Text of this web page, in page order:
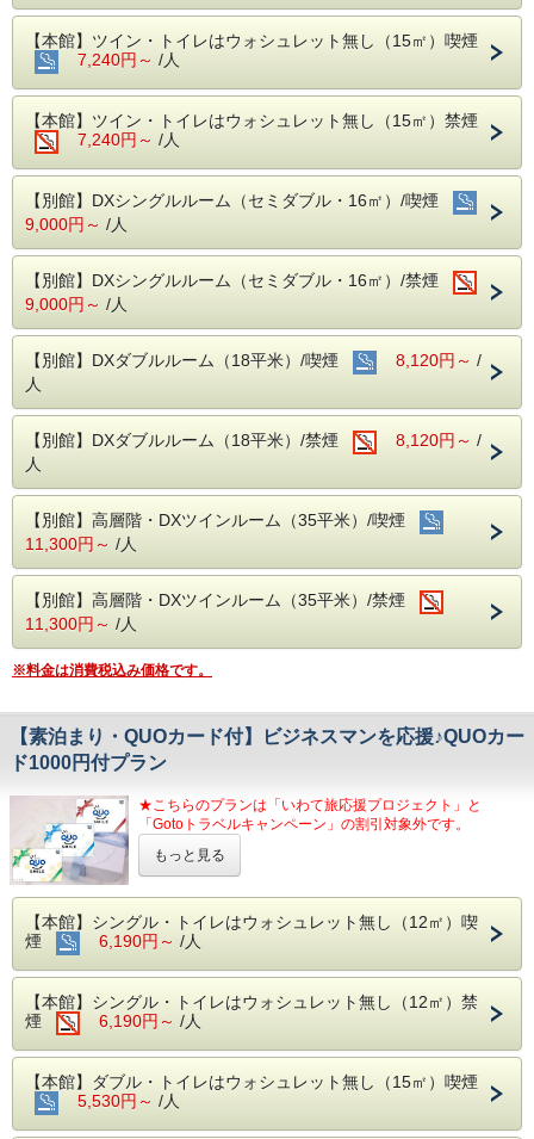
etc.
☆追加のメニューは殆どが１０％割引可能！
☆夕食メニューは、予告なく変更や完売になる場合
【朝食】１階カトルセゾン
（６：３０〜９：３０、ラストオーダー９：０
０）
の用意あり）
【客室】
・音に敏感な方やウォシュレット付トイレをご希望の
方は、別館客室をおすすめいたします。
い合わせ下さい。（本館は不可）
・貸出用電気スタンドあり（台数に限りあり）
・禁煙部屋または喫煙部屋をご希望でも空室がない場
チェックインより前に空室が出れば移動いたしま
す。
・禁煙部屋をご希望の方で喫煙部屋を予約された場
合、事前にオゾン脱臭機で脱臭対応をいたします。
バコ臭が全て取れる訳ではないことをご了承下さ
全泊分のご予約を一度にお取り出来なかった場合は、備考欄
用意しやすくなります。（同じ客室タイプの予約に限りま
す）
１０：００～１２：００の間にチェックアウトをご希望の方
は、事前にご連絡を頂きますようお願いいたします。（場合
によっては承ることが出来ないこともございます。）
【本館】ツイン・トイレはウォシュレット無し（15㎡）喫煙
7,240円～ /人
【本館】ツイン・トイレはウォシュレット無し（15㎡）禁煙
7,240円～ /人
【別館】DXシングルルーム（セミダブル・16㎡）/喫煙
9,000円～ /人
【別館】DXシングルルーム（セミダブル・16㎡）/禁煙
9,000円～ /人
【別館】DXダブルルーム（18平米）/喫煙 8,120円～ /
人
【別館】DXダブルルーム（18平米）/禁煙 8,120円～ /
人
【別館】高層階・DXツインルーム（35平米）/喫煙
11,300円～ /人
【別館】高層階・DXツインルーム（35平米）/禁煙
11,300円～ /人
※料金は消費税込み価格です。
【素泊まり・QUOカード付】ビジネスマンを応援♪QUOカー
ド1000円付プラン
★こちらのプランは「いわて旅応援プロジェクト」と
「Gotoトラベルキャンペーン」の割引対象外です。
■＝＝＝＝＝＝＝＝＝＝＝＝＝＝＝＝■
嬉しい！
素泊まり＆QUOカード１，０００円付
■＝＝＝＝＝＝＝＝＝＝＝＝＝＝＝＝■
（ご連泊の方には、日ごとに１泊分のQUOカードをお渡し
します。）
【客室】
・音に敏感な方やウォシュレット付トイレ、安定したWi-Fi
をご希望の方は、別館客室をおすすめいたします。
・お子様(小学生まで）の添寝を希望される場合は、お電話
にてお問い合わせ下さいませ。別途料金が必要な場合もござ
います。（本館での添寝不可）
・貸出用の電気スタンドあり（数に限りあり）
もっと見る
【本館】シングル・トイレはウォシュレット無し（12㎡）喫
煙
6,190円～ /人
【本館】シングル・トイレはウォシュレット無し（12㎡）禁
煙
6,190円～ /人
【本館】ダブル・トイレはウォシュレット無し（15㎡）喫煙
5,530円～ /人